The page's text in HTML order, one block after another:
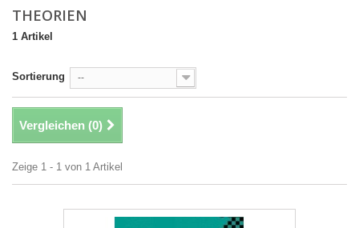
THEORIEN
1 Artikel
Sortierung --
Vergleichen (0)
Zeige 1 - 1 von 1 Artikel